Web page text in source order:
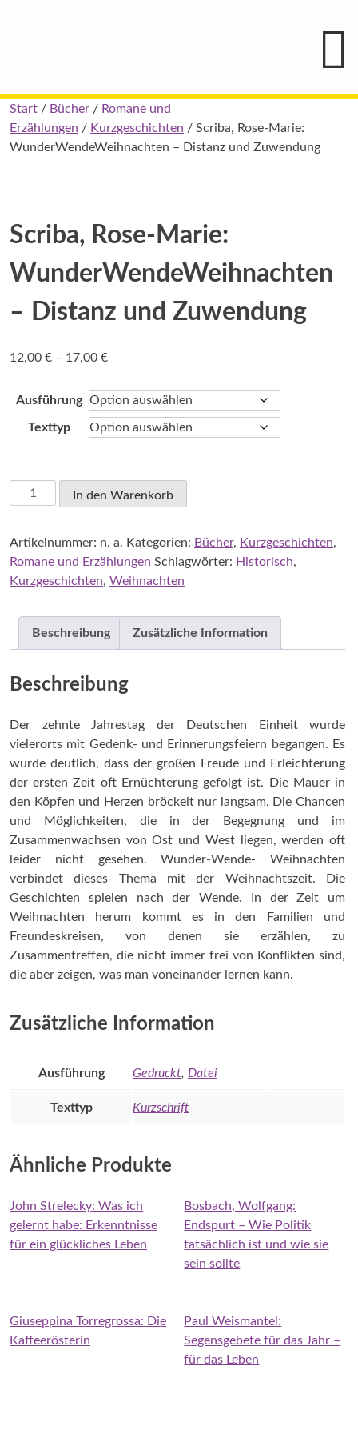
Pauline
von
Mallinckrodt
Skip
to
content
Start / Bücher / Romane und
Erzählungen / Kurzgeschichten / Scriba, Rose-Marie:
WunderWendeWeihnachten – Distanz und Zuwendung
Scriba, Rose-Marie:
WunderWendeWeihnachten
– Distanz und Zuwendung
12,00 € – 17,00 €Preisspanne:
bis
17,00 €
Ausführung
Texttyp
Scriba,
Rose-
WunderWendeWeihnachten
-
Distanz
In den Warenkorb
Artikelnummer: n. a. Kategorien: Bücher, Kurzgeschichten,
Romane und Erzählungen Schlagwörter: Historisch,
Kurzgeschichten, Weihnachten
Beschreibung Zusätzliche Information
Beschreibung
Der zehnte Jahrestag der Deutschen Einheit wurde
vielerorts mit Gedenk- und Erinnerungsfeiern begangen. Es
wurde deutlich, dass der großen Freude und Erleichterung
der ersten Zeit oft Ernüchterung gefolgt ist. Die Mauer in
den Köpfen und Herzen bröckelt nur langsam. Die Chancen
und Möglichkeiten, die in der Begegnung und im
Zusammenwachsen von Ost und West liegen, werden oft
leider nicht gesehen. Wunder-Wende- Weihnachten
verbindet dieses Thema mit der Weihnachtszeit. Die
Geschichten spielen nach der Wende. In der Zeit um
Weihnachten herum kommt es in den Familien und
Freundeskreisen, von denen sie erzählen, zu
Zusammentreffen, die nicht immer frei von Konflikten sind,
die aber zeigen, was man voneinander lernen kann.
Zusätzliche Information
Ausführung Gedruckt, Datei
Texttyp Kurzschrift
Ähnliche Produkte
John Strelecky: Was ich
gelernt habe: Erkenntnisse
für ein glückliches Leben
Bosbach, Wolfgang:
Endspurt – Wie Politik
tatsächlich ist und wie sie
sein sollte
Giuseppina Torregrossa: Die
Kaffeerösterin
Paul Weismantel:
Segensgebete für das Jahr –
für das Leben